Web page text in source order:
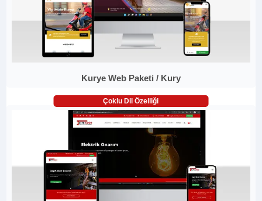
Kurye Web Paketi / Kury
Çoklu Dil Özelliği